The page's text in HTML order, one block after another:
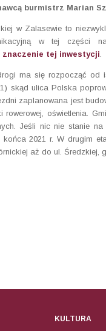
burmistrz Marian
w Zalasewie to
w tej części
znaczenie tej inwestycji
ma się rozpocząć od
skąd ulica Polska
zaplanowana jest
rowerowej, oświetlenia.
Jeśli nic nie stanie
końca 2021 r. W drugim
aż do ul. Średzkiej,
KULTURA